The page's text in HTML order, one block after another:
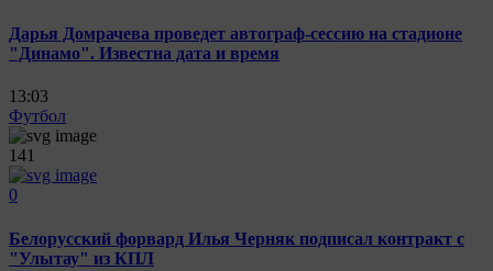
Дарья Домрачева проведет автограф-сессию на стадионе
"Динамо". Известна дата и время
13:03
Футбол
141
0
Белорусский форвард Илья Черняк подписал контракт с
"Улытау" из КПЛ